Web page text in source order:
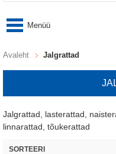
Avaleht Jalgrattad
Jalgrattad, lasterattad,
linnarattad, tõukerattad
SORTEERI